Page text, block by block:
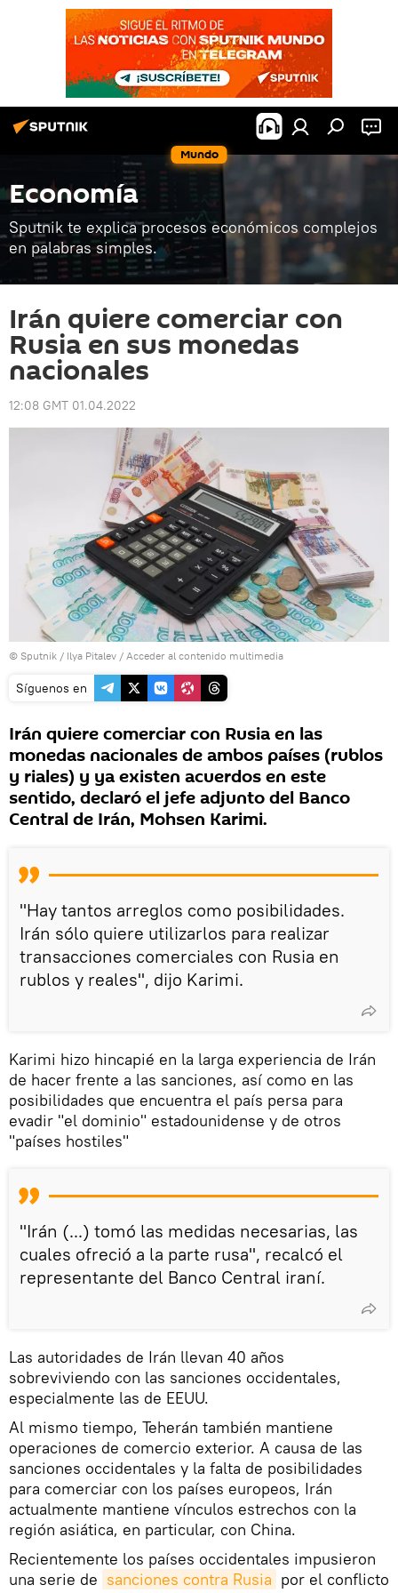
Mundo
Economía
Sputnik te explica procesos económicos complejos
en palabras simples.
Irán quiere comerciar con
Rusia en sus monedas
nacionales
12:08 GMT 01.04.2022
© Sputnik / Ilya Pitalev / Acceder al contenido multimedia
Síguenos en
Irán quiere comerciar con Rusia en las
monedas nacionales de ambos países (rublos
y riales) y ya existen acuerdos en este
sentido, declaró el jefe adjunto del Banco
Central de Irán, Mohsen Karimi.
"Hay tantos arreglos como posibilidades.
Irán sólo quiere utilizarlos para realizar
transacciones comerciales con Rusia en
rublos y reales", dijo Karimi.
Karimi hizo hincapié en la larga experiencia de Irán
de hacer frente a las sanciones, así como en las
posibilidades que encuentra el país persa para
evadir "el dominio" estadounidense y de otros
"países hostiles"
"Irán (...) tomó las medidas necesarias, las
cuales ofreció a la parte rusa", recalcó el
representante del Banco Central iraní.
Las autoridades de Irán llevan 40 años
sobreviviendo con las sanciones occidentales,
especialmente las de EEUU.
Al mismo tiempo, Teherán también mantiene
operaciones de comercio exterior. A causa de las
sanciones occidentales y la falta de posibilidades
para comerciar con los países europeos, Irán
actualmente mantiene vínculos estrechos con la
región asiática, en particular, con China.
Recientemente los países occidentales impusieron
una serie de sanciones contra Rusia por el conflicto